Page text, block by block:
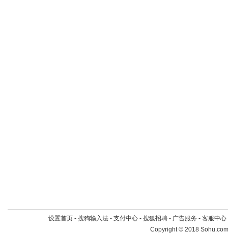
设置首页 - 搜狗输入法 - 支付中心 - 搜狐招聘 - 广告服务 - 客服中心
Copyright©2018